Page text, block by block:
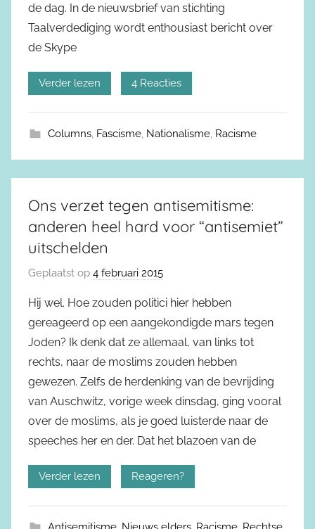
de dag. In de nieuwsbrief van stichting
Taalverdediging wordt enthousiast bericht over
de Skype
Verder lezen 4 Reacties
Columns, Fascisme, Nationalisme, Racisme
Ons verzet tegen antisemitisme:
anderen heel hard voor “antisemiet”
uitschelden
Geplaatst op 4 februari 2015
Hij wel. Hoe zouden politici hier hebben
gereageerd op een aangekondigde mars tegen
Joden? Ik denk dat ze allemaal, van links tot
rechts, naar de moslims zouden hebben
gewezen. Zelfs de herdenking van de bevrijding
van Auschwitz, vorige week dinsdag, ging vooral
over de moslims, als je goed luisterde naar de
speeches her en der. Dat het blazoen van de
Verder lezen Reageren?